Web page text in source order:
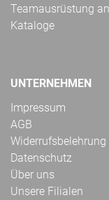
Teamausrüstung
Kataloge
UNTERNEHMEN
Impressum
AGB
Widerrufsbelehrung
Datenschutz
Über uns
Unsere Filialen